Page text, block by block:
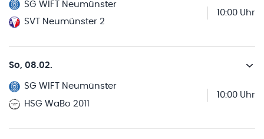
SG WIFT Neumünster
SVT Neumünster 2
10:00 Uhr
So, 08.02.
SG WIFT Neumünster
HSG WaBo 2011
10:00 Uhr